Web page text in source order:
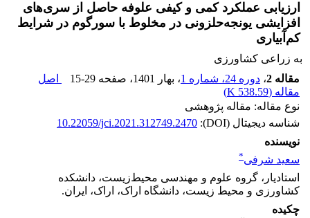
ارزیابی عملکرد کمی و کیفی علوفه حاصل از سری‌های
افزایشی یونجه‌حلزونی در مخلوط با سورگوم در شرایط
کم‌آبیاری
به زراعی کشاورزی
مقاله 2
، دوره 24، شماره 1 ، بهار 1401 ، صفحه 15-29
اصل
مقاله (538.59 K
)
نوع مقاله: مقاله پژوهشی
شناسه دیجیتال (DOI):
10.22059/jci.2021.312749.2470
نویسنده
سعید شرفی*
استادیار، گروه علوم و مهندسی محیط‌زیست، دانشکده
کشاورزی و محیط زیست، دانشگاه اراک، اراک، ایران.
چکیده